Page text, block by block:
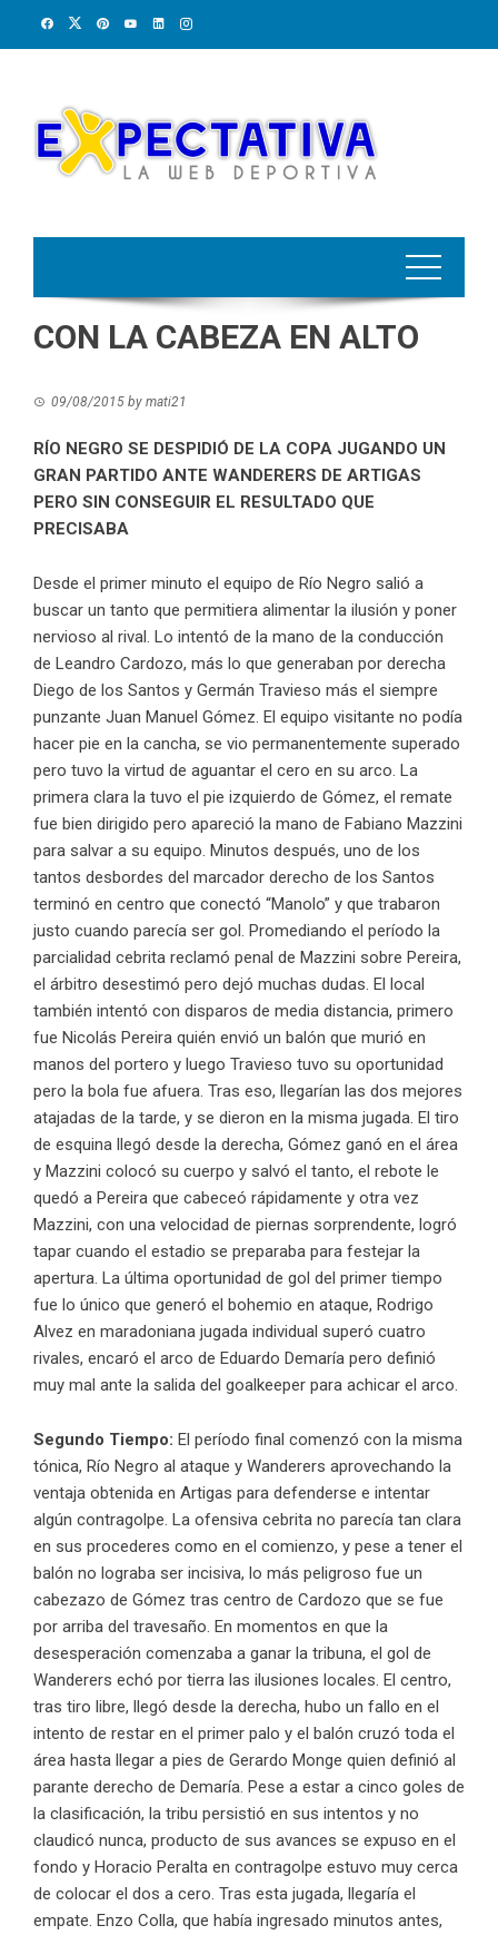
CON LA CABEZA EN ALTO
09/08/2015 by mati21
RÍO NEGRO SE DESPIDIÓ DE LA COPA JUGANDO UN
GRAN PARTIDO ANTE WANDERERS DE ARTIGAS
PERO SIN CONSEGUIR EL RESULTADO QUE
PRECISABA
Desde el primer minuto el equipo de Río Negro salió a
buscar un tanto que permitiera alimentar la ilusión y poner
nervioso al rival. Lo intentó de la mano de la conducción
de Leandro Cardozo, más lo que generaban por derecha
Diego de los Santos y Germán Travieso más el siempre
punzante Juan Manuel Gómez. El equipo visitante no podía
hacer pie en la cancha, se vio permanentemente superado
pero tuvo la virtud de aguantar el cero en su arco. La
primera clara la tuvo el pie izquierdo de Gómez, el remate
fue bien dirigido pero apareció la mano de Fabiano Mazzini
para salvar a su equipo. Minutos después, uno de los
tantos desbordes del marcador derecho de los Santos
terminó en centro que conectó “Manolo” y que trabaron
justo cuando parecía ser gol. Promediando el período la
parcialidad cebrita reclamó penal de Mazzini sobre Pereira,
el árbitro desestimó pero dejó muchas dudas. El local
también intentó con disparos de media distancia, primero
fue Nicolás Pereira quién envió un balón que murió en
manos del portero y luego Travieso tuvo su oportunidad
pero la bola fue afuera. Tras eso, llegarían las dos mejores
atajadas de la tarde, y se dieron en la misma jugada. El tiro
de esquina llegó desde la derecha, Gómez ganó en el área
y Mazzini colocó su cuerpo y salvó el tanto, el rebote le
quedó a Pereira que cabeceó rápidamente y otra vez
Mazzini, con una velocidad de piernas sorprendente, logró
tapar cuando el estadio se preparaba para festejar la
apertura. La última oportunidad de gol del primer tiempo
fue lo único que generó el bohemio en ataque, Rodrigo
Alvez en maradoniana jugada individual superó cuatro
rivales, encaró el arco de Eduardo Demaría pero definió
muy mal ante la salida del goalkeeper para achicar el arco.
Segundo Tiempo: El período final comenzó con la misma
tónica, Río Negro al ataque y Wanderers aprovechando la
ventaja obtenida en Artigas para defenderse e intentar
algún contragolpe. La ofensiva cebrita no parecía tan clara
en sus procederes como en el comienzo, y pese a tener el
balón no lograba ser incisiva, lo más peligroso fue un
cabezazo de Gómez tras centro de Cardozo que se fue
por arriba del travesaño. En momentos en que la
desesperación comenzaba a ganar la tribuna, el gol de
Wanderers echó por tierra las ilusiones locales. El centro,
tras tiro libre, llegó desde la derecha, hubo un fallo en el
intento de restar en el primer palo y el balón cruzó toda el
área hasta llegar a pies de Gerardo Monge quien definió al
parante derecho de Demaría. Pese a estar a cinco goles de
la clasificación, la tribu persistió en sus intentos y no
claudicó nunca, producto de sus avances se expuso en el
fondo y Horacio Peralta en contragolpe estuvo muy cerca
de colocar el dos a cero. Tras esta jugada, llegaría el
empate. Enzo Colla, que había ingresado minutos antes,